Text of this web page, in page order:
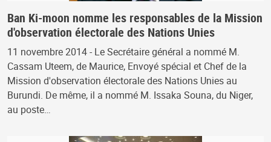
Ban Ki-moon nomme les responsables de la Mission
d'observation électorale des Nations Unies
11 novembre 2014 - Le Secrétaire général a nommé M.
Cassam Uteem, de Maurice, Envoyé spécial et Chef de la
Mission d'observation électorale des Nations Unies au
Burundi. De même, il a nommé M. Issaka Souna, du Niger,
au poste…